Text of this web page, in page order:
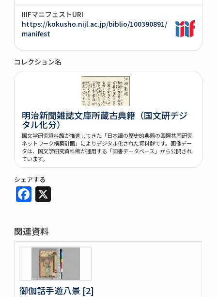
IIIFマニフェストURI
https://kokusho.nijl.ac.jp/biblio/100390891/
manifest
コレクション名
明治新聞雑誌文庫所蔵古典籍（国文研デジ
タル化分）
国文学研究資料館が推進してきた「日本語の歴史的典籍の国際共同研究
ネットワーク構築計画」によりデジタル化された資料群です。画像デー
タは、国文学研究資料館が運用する「国書データベース」から公開され
ています。
シェアする
Facebook
関連資料
御伽話手遊八景 [2]